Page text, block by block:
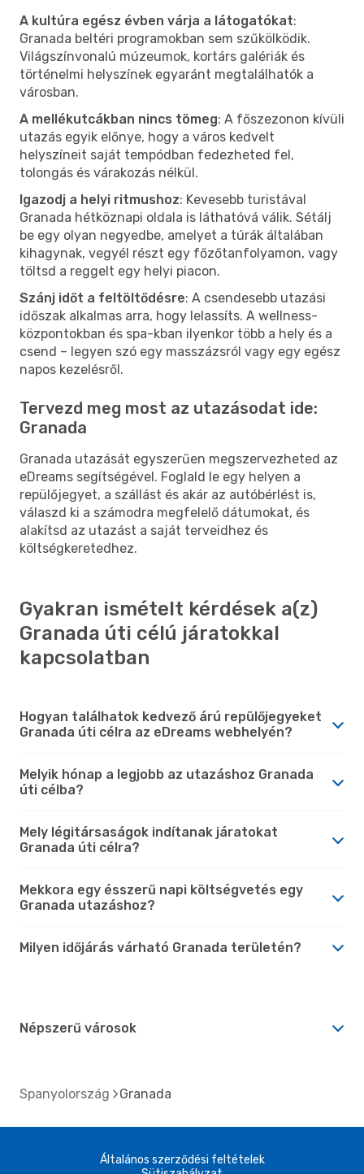
A kultúra egész évben várja a látogatókat:
Granada beltéri programokban sem szűkölködik.
Világszínvonalú múzeumok, kortárs galériák és
történelmi helyszínek egyaránt megtalálhatók a
városban.
A mellékutcákban nincs tömeg: A főszezonon kívüli
utazás egyik előnye, hogy a város kedvelt
helyszíneit saját tempódban fedezheted fel,
tolongás és várakozás nélkül.
Igazodj a helyi ritmushoz: Kevesebb turistával
Granada hétköznapi oldala is láthatóvá válik. Sétálj
be egy olyan negyedbe, amelyet a túrák általában
kihagynak, vegyél részt egy főzőtanfolyamon, vagy
töltsd a reggelt egy helyi piacon.
Szánj időt a feltöltődésre: A csendesebb utazási
időszak alkalmas arra, hogy lelassíts. A wellness-
központokban és spa-kban ilyenkor több a hely és a
csend – legyen szó egy masszázsról vagy egy egész
napos kezelésről.
Tervezd meg most az utazásodat ide:
Granada
Granada utazását egyszerűen megszervezheted az
eDreams segítségével. Foglald le egy helyen a
repülőjegyet, a szállást és akár az autóbérlést is,
válaszd ki a számodra megfelelő dátumokat, és
alakítsd az utazást a saját terveidhez és
költségkeretedhez.
Gyakran ismételt kérdések a(z)
Granada úti célú járatokkal
kapcsolatban
Hogyan találhatok kedvező árú repülőjegyeket
Granada úti célra az eDreams webhelyén?
Melyik hónap a legjobb az utazáshoz Granada
úti célba?
Mely légitársaságok indítanak járatokat
Granada úti célra?
Mekkora egy ésszerű napi költségvetés egy
Granada utazáshoz?
Milyen időjárás várható Granada területén?
Népszerű városok
Spanyolország Granada
Általános szerződési feltételek